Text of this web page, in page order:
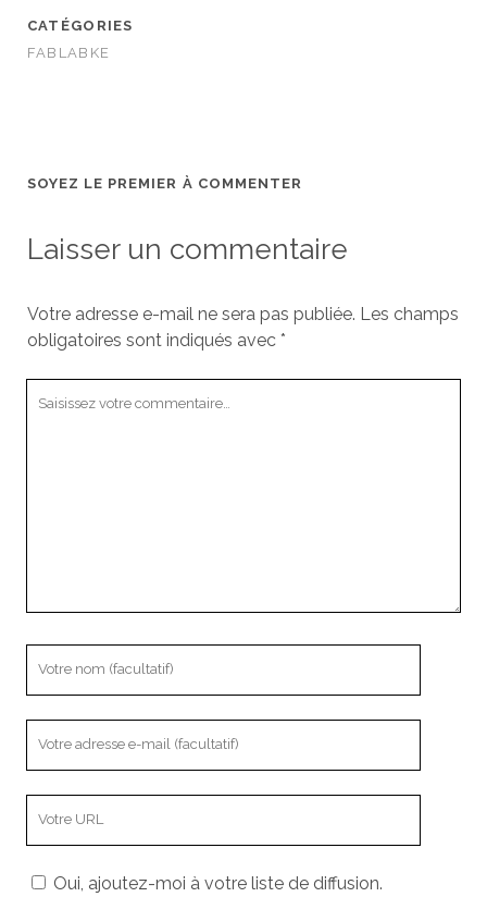
CATÉGORIES
FABLABKE
SOYEZ LE PREMIER À COMMENTER
Laisser un commentaire
Votre adresse e-mail ne sera pas publiée. Les champs
obligatoires sont indiqués avec *
mail
votreOui, ajoutez-moi à votre liste de diffusion.